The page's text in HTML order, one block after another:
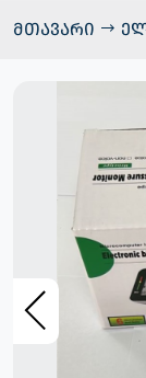
მთავარი